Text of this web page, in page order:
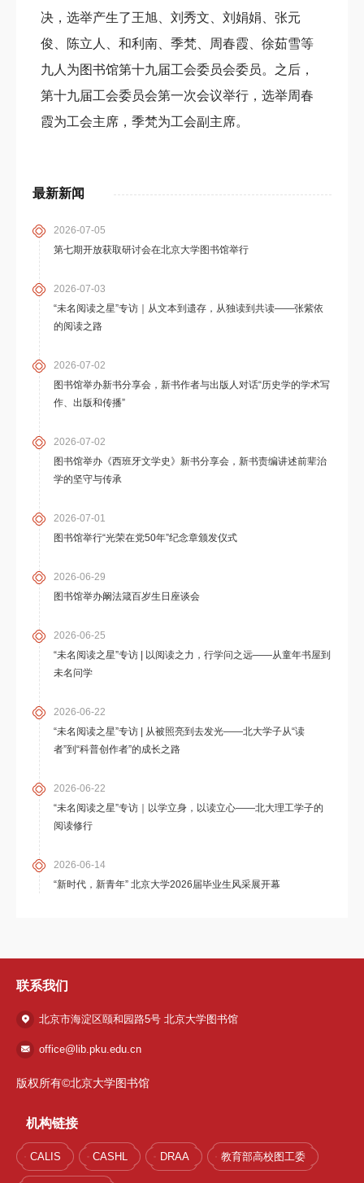
最新新闻
2026-07-05
第七期开放获取研讨会在北京大学图书馆举行
2026-07-03
“未名阅读之星”专访｜从文本到遗存，从独读到共读——张紫依
的阅读之路
2026-07-02
图书馆举办新书分享会，新书作者与出版人对话“历史学的学术写
作、出版和传播”
2026-07-02
图书馆举办《西班牙文学史》新书分享会，新书责编讲述前辈治
学的坚守与传承
2026-07-01
图书馆举行“光荣在党50年”纪念章颁发仪式
2026-06-29
图书馆举办阚法箴百岁生日座谈会
2026-06-25
“未名阅读之星”专访 | 以阅读之力，行学问之远——从童年书屋到
未名问学
2026-06-22
“未名阅读之星”专访 | 从被照亮到去发光——北大学子从“读
者”到“科普创作者”的成长之路
2026-06-22
“未名阅读之星”专访｜以学立身，以读立心——北大理工学子的
阅读修行
2026-06-14
“新时代，新青年” 北京大学2026届毕业生风采展开幕
决，选举产生了王旭、刘秀文、刘娟娟、张元
俊、陈立人、和利南、季梵、周春霞、徐茹雪等
九人为图书馆第十九届工会委员会委员。之后，
第十九届工会委员会第一次会议举行，选举周春
霞为工会主席，季梵为工会副主席。
联系我们
北京市海淀区颐和园路5号 北京大学图书馆
office@lib.pku.edu.cn
版权所有©北京大学图书馆
机构链接
CALIS CASHL DRAA 教育部高校图工委